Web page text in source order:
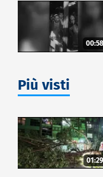
00:58
Più visti
01:29